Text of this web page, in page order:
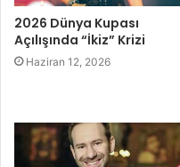
2026 Dünya Kupası
Açılışında “İkiz” Krizi
Haziran 12, 2026